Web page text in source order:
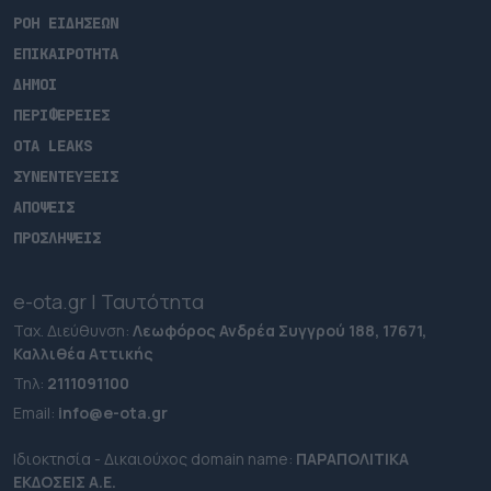
ΡΟΗ ΕΙΔΗΣΕΩΝ
ΕΠΙΚΑΙΡΟΤΗΤΑ
ΔΗΜΟΙ
ΠΕΡΙΦΕΡΕΙΕΣ
OTA LEAKS
ΣΥΝΕΝΤΕΥΞΕΙΣ
ΑΠΟΨΕΙΣ
ΠΡΟΣΛΗΨΕΙΣ
e-ota.gr | Ταυτότητα
Ταχ. Διεύθυνση: Λεωφόρος Ανδρέα Συγγρού 188, 17671,
Καλλιθέα Αττικής
Τηλ: 2111091100
Εmail: info@e-ota.gr
Ιδιοκτησία - Δικαιούχος domain name: ΠΑΡΑΠΟΛΙΤΙΚΑ
ΕΚΔΟΣΕΙΣ A.E.